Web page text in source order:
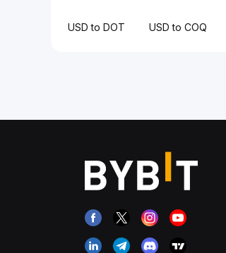
USD to DOT USD to COQ